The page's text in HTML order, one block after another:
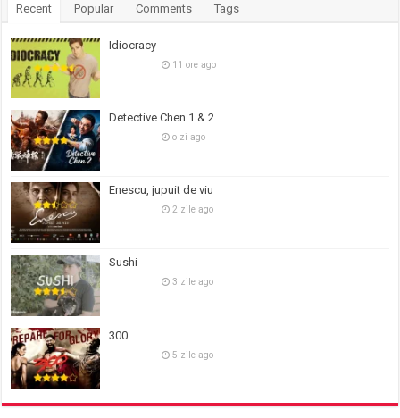
Recent Popular Comments Tags
Idiocracy
11 ore ago
Detective Chen 1 & 2
o zi ago
Enescu, jupuit de viu
2 zile ago
Sushi
3 zile ago
300
5 zile ago